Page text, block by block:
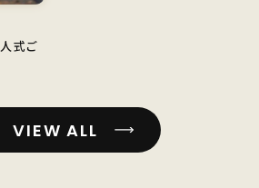
式ご
VIEW ALL